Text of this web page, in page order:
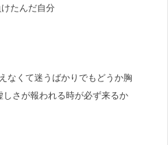
たんだ自分
くて迷うばかりでもどうか胸
さが報われる時が必ず来るか